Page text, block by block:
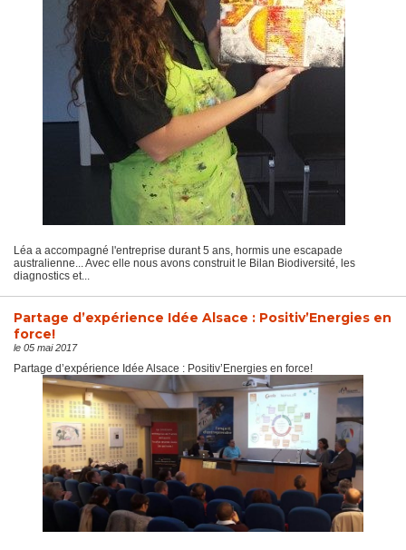
Léa a accompagné l'entreprise durant 5 ans, hormis une escapade
australienne... Avec elle nous avons construit le Bilan Biodiversité, les
diagnostics et...
Partage d’expérience Idée Alsace : Positiv’Energies en
force!
le 05 mai 2017
Partage d’expérience Idée Alsace : Positiv’Energies en force!